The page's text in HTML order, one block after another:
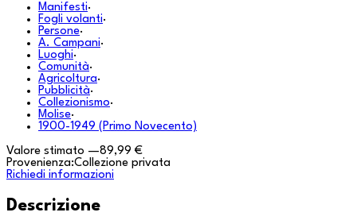
Manifesti·
Fogli volanti·
Persone·
A. Campani·
Luoghi·
Comunità·
Agricoltura·
Pubblicità·
Collezionismo·
Molise·
1900-1949 (Primo Novecento)
Valore stimato —89,99 €
Provenienza:Collezione privata
Richiedi informazioni
Descrizione